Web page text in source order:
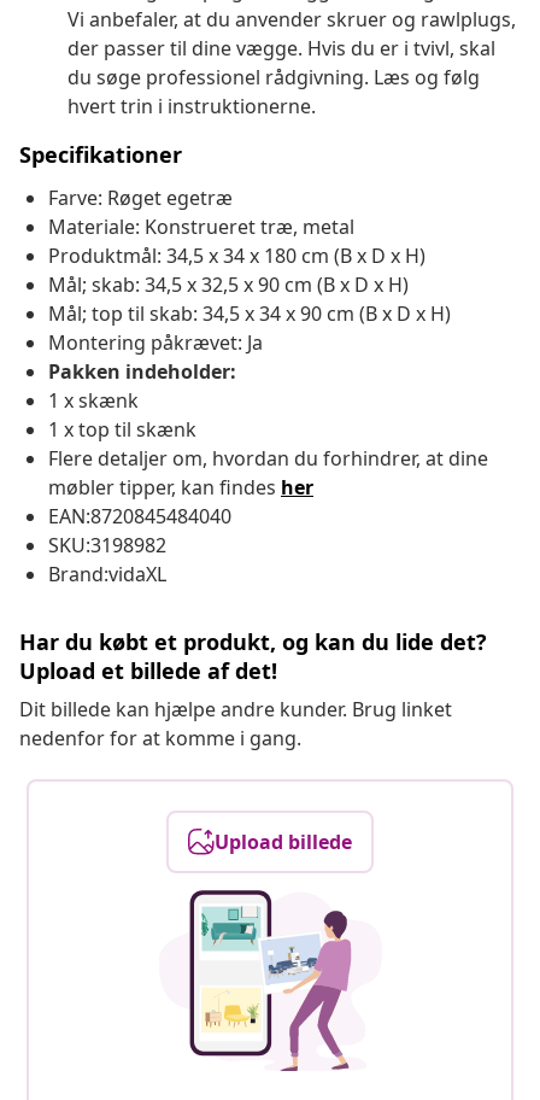
Vi anbefaler, at du anvender skruer og rawlplugs,
der passer til dine vægge. Hvis du er i tvivl, skal
du søge professionel rådgivning. Læs og følg
hvert trin i instruktionerne.
Specifikationer
Farve: Røget egetræ
Materiale: Konstrueret træ, metal
Produktmål: 34,5 x 34 x 180 cm (B x D x H)
Mål; skab: 34,5 x 32,5 x 90 cm (B x D x H)
Mål; top til skab: 34,5 x 34 x 90 cm (B x D x H)
Montering påkrævet: Ja
Pakken indeholder:
1 x skænk
1 x top til skænk
Flere detaljer om, hvordan du forhindrer, at dine
møbler tipper, kan findes her
EAN:8720845484040
SKU:3198982
Brand:vidaXL
Har du købt et produkt, og kan du lide det?
Upload et billede af det!
Dit billede kan hjælpe andre kunder. Brug linket
nedenfor for at komme i gang.
Upload billede